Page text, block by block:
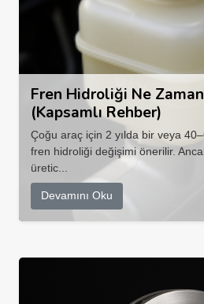
Fren Hidroliği Ne
(Kapsamlı Rehber)
Çoğu araç için 2 yılda bir veya
fren hidroliği değişimi önerilir.
üretic...
Devamını Oku